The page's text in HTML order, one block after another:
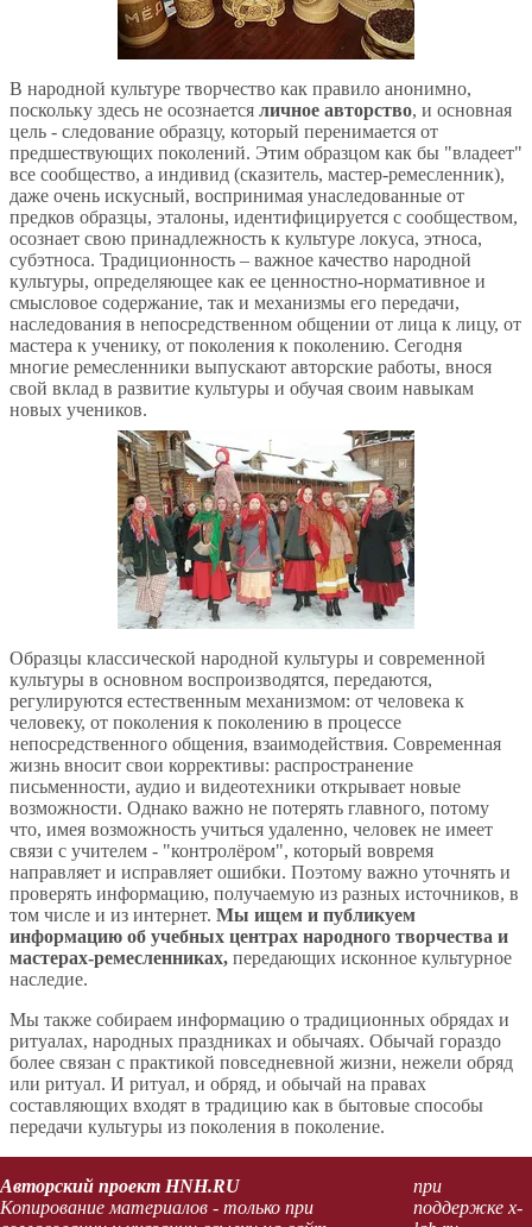
В народной культуре творчество как правило анонимно,
поскольку здесь не осознается личное авторство, и основная
цель - следование образцу, который перенимается от
предшествующих поколений. Этим образцом как бы "владеет"
все сообщество, а индивид (сказитель, мастер-ремесленник),
даже очень искусный, воспринимая унаследованные от
предков образцы, эталоны, идентифицируется с сообществом,
осознает свою принадлежность к культуре локуса, этноса,
субэтноса. Традиционность – важное качество народной
культуры, определяющее как ее ценностно-нормативное и
смысловое содержание, так и механизмы его передачи,
наследования в непосредственном общении от лица к лицу, от
мастера к ученику, от поколения к поколению. Сегодня
многие ремесленники выпускают авторские работы, внося
свой вклад в развитие культуры и обучая своим навыкам
новых учеников.
Образцы классической народной культуры и современной
культуры в основном воспроизводятся, передаются,
регулируются естественным механизмом: от человека к
человеку, от поколения к поколению в процессе
непосредственного общения, взаимодействия. Современная
жизнь вносит свои коррективы: распространение
письменности, аудио и видеотехники открывает новые
возможности. Однако важно не потерять главного, потому
что, имея возможность учиться удаленно, человек не имеет
связи с учителем - "контролёром", который вовремя
направляет и исправляет ошибки. Поэтому важно уточнять и
проверять информацию, получаемую из разных источников, в
том числе и из интернет. Мы ищем и публикуем
информацию об учебных центрах народного творчества и
мастерах-ремесленниках, передающих исконное культурное
наследие.
Мы также собираем информацию о традиционных обрядах и
ритуалах, народных праздниках и обычаях. Обычай гораздо
более связан с практикой повседневной жизни, нежели обряд
или ритуал. И ритуал, и обряд, и обычай на правах
составляющих входят в традицию как в бытовые способы
передачи культуры из поколения в поколение.
Авторский проект HNH.RU
Копирование материалов - только при
при
поддержке x-